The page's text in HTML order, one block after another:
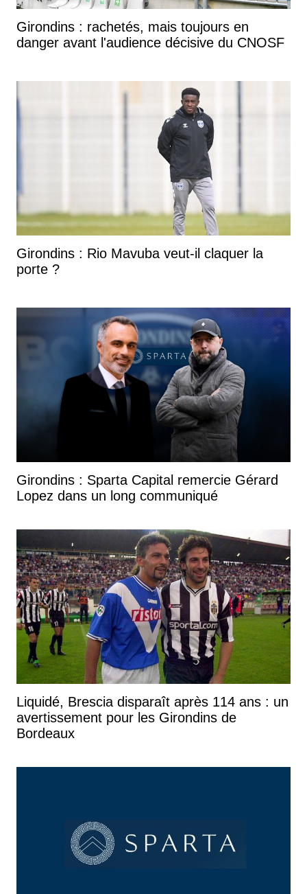
Girondins : rachetés, mais toujours en
danger avant l'audience décisive du CNOSF
Girondins : Rio Mavuba veut-il claquer la
porte ?
Girondins : Sparta Capital remercie Gérard
Lopez dans un long communiqué
Liquidé, Brescia disparaît après 114 ans : un
avertissement pour les Girondins de
Bordeaux